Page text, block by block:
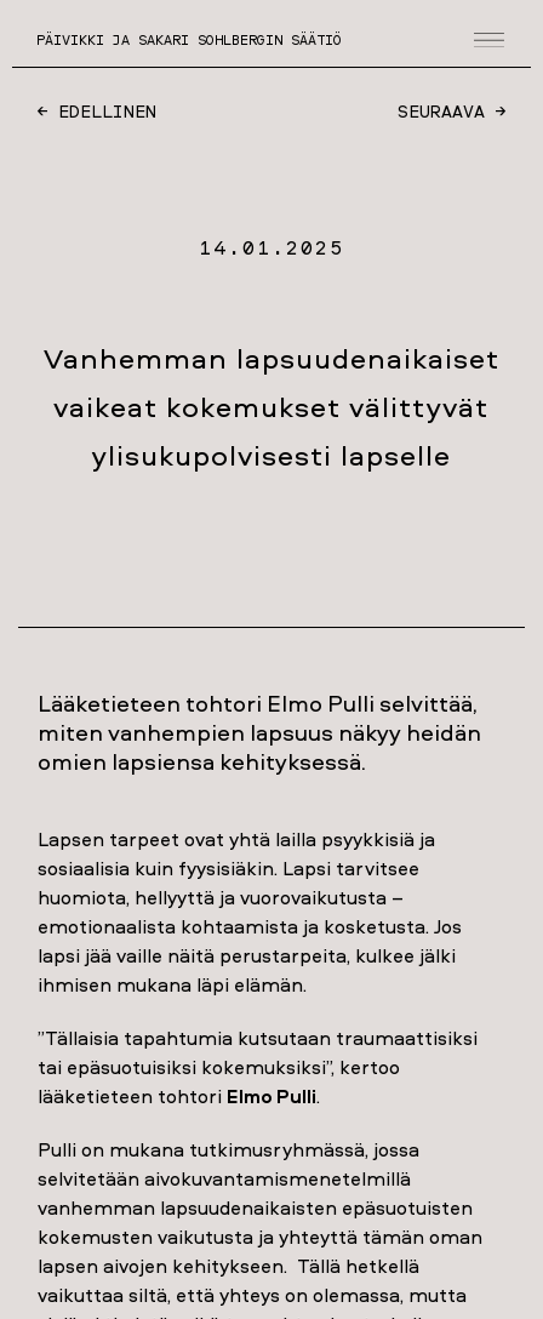
PÄIVIKKI JA SAKARI SOHLBERGIN SÄÄTIÖ
← EDELLINEN SEURAAVA →
14.01.2025
Vanhemman lapsuudenaikaiset
vaikeat kokemukset välittyvät
ylisukupolvisesti lapselle
Lääketieteen tohtori Elmo Pulli selvittää,
miten vanhempien lapsuus näkyy heidän
omien lapsiensa kehityksessä.
Lapsen tarpeet ovat yhtä lailla psyykkisiä ja
sosiaalisia kuin fyysisiäkin. Lapsi tarvitsee
huomiota, hellyyttä ja vuorovaikutusta –
emotionaalista kohtaamista ja kosketusta. Jos
lapsi jää vaille näitä perustarpeita, kulkee jälki
ihmisen mukana läpi elämän.
”Tällaisia tapahtumia kutsutaan traumaattisiksi
tai epäsuotuisiksi kokemuksiksi”, kertoo
lääketieteen tohtori Elmo Pulli.
Pulli on mukana tutkimusryhmässä, jossa
selvitetään aivokuvantamismenetelmillä
vanhemman lapsuudenaikaisten epäsuotuisten
kokemusten vaikutusta ja yhteyttä tämän oman
lapsen aivojen kehitykseen. Tällä hetkellä
vaikuttaa siltä, että yhteys on olemassa, mutta